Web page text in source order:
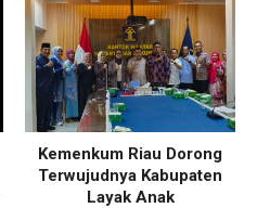
Kemenkum Riau Dorong
Terwujudnya Kabupaten
Layak Anak